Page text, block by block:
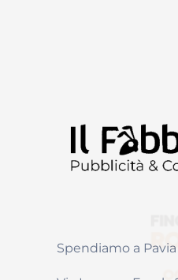
Spendiamo a